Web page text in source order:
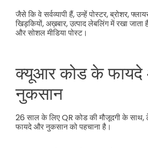
जैसे कि वे सर्वव्यापी हैं, उन्हें पोस्टर, ब्रोशर,
खिड़कियों, अख़बार, उत्पाद लेबलिंग में रखा
और सोशल मीडिया पोस्ट।
क्यूआर कोड के
नुकसान
26 साल के लिए QR कोड की मौजूदगी के साथ,
फायदे और नुकसान को पहचाना है।